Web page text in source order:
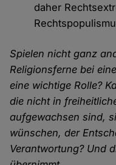
daher
Spielen nicht ganz
Religionsferne bei
eine wichtige Rolle?
die nicht in
aufgewachsen sind,
wünschen, der
Verantwortung? Und